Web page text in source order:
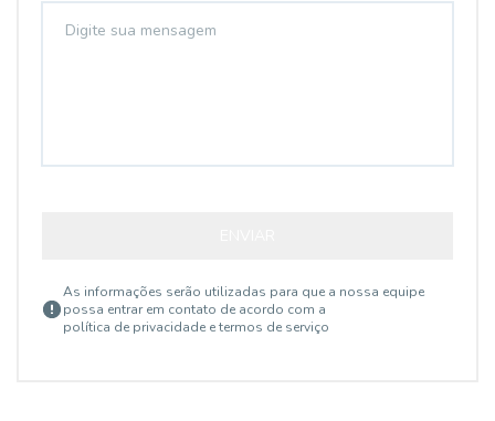
As informações serão utilizadas para que a nossa equipe
possa entrar em contato de acordo com a
política de privacidade e termos de serviço